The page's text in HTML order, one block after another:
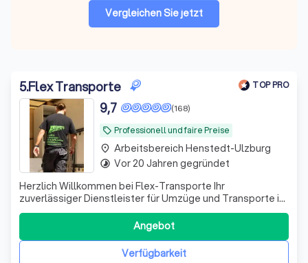
Vergleichen Sie jetzt
5.Flex Transporte TOP PRO
local_offer Professionell und faire Preise
(168)
9,7
Herzlich Willkommen bei Flex-Transporte Ihr
zuverlässiger Dienstleister für Umzüge und Transporte in
Hamburg, Lübeck, Kiel, Schwerin und Deutschland- und
Professionell ✔ Deutschsprachiges und professionelles
Team ✔ Festpreis-Angebote oder Stund
Verfügbarkeit
Angebot
place Arbeitsbereich Henstedt-Ulzburg
timelapse Vor 20 Jahren gegründet